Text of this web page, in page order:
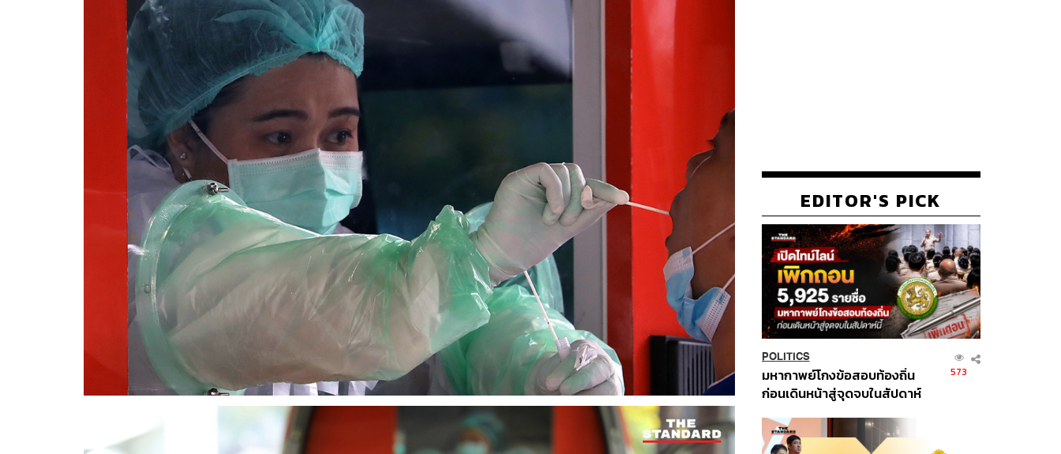
EDITOR'S PICK
POLITICS
มหากาพย์โกงข้อสอบท้องถิ่น
ก่อนเดินหน้าสู่จุดจบในสัปดาห์
573